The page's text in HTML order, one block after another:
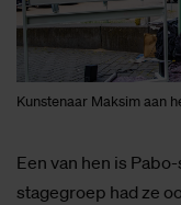
Kunstenaar Maksim aan
Een van hen is
stagegroep had ze